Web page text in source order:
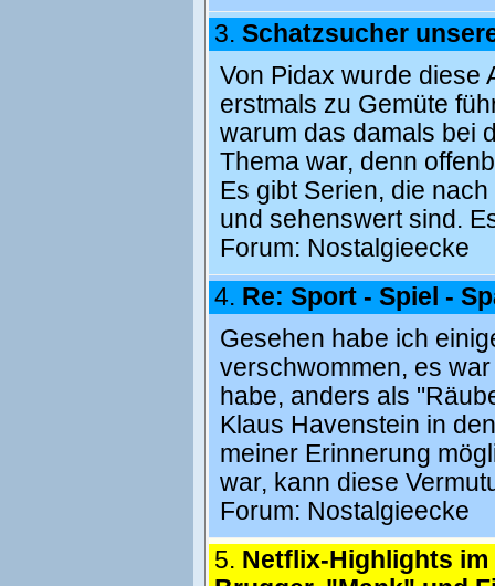
3. Schatzsucher
Von Pidax wurde diese
erstmals zu Gemüte
warum das damals bei
Thema war, denn
Es gibt Serien, die
und sehenswert sind.
Forum: Nostalgieecke
4. Re: Sport - Spiel -
Gesehen habe ich
verschwommen, es
habe, anders als
Klaus Havenstein in
meiner Erinnerung
war, kann diese
Forum: Nostalgieecke
5. Netflix-Highlights im